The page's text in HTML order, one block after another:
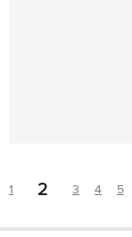
1 2 3 4 5